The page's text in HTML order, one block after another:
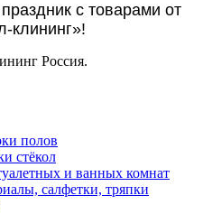
с товарами от
клининг»!
Россия.
полов
стёкол
и ванных комнат
салфетки, тряпки